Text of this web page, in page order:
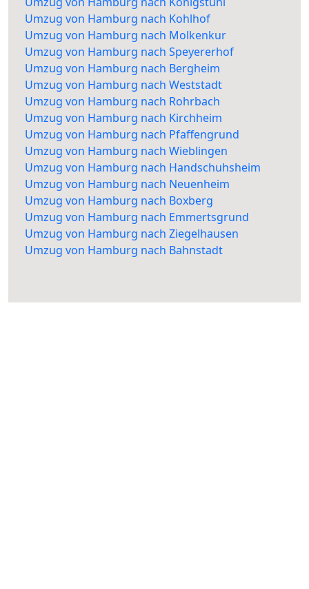
Umzug von Hamburg nach Kohlhof
Umzug von Hamburg nach Molkenkur
Umzug von Hamburg nach Speyererhof
Umzug von Hamburg nach Bergheim
Umzug von Hamburg nach Weststadt
Umzug von Hamburg nach Rohrbach
Umzug von Hamburg nach Kirchheim
Umzug von Hamburg nach Pfaffengrund
Umzug von Hamburg nach Wieblingen
Umzug von Hamburg nach Handschuhsheim
Umzug von Hamburg nach Neuenheim
Umzug von Hamburg nach Boxberg
Umzug von Hamburg nach Emmertsgrund
Umzug von Hamburg nach Ziegelhausen
Umzug von Hamburg nach Bahnstadt